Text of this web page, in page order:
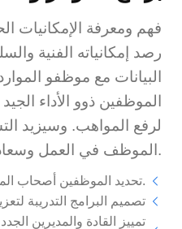
فهم ومعرفة الإمكانيات
رصد إمكانياته الفنية
البيانات مع موظفو
الموظفين ذوو الأداء
لرفع المواهب. وسيزيد
الموظف في العمل وسعادته.
تحديد الموظفين أصحاب المهارات ونسب الأداء الاستثنائية.
تصميم البرامج التدريبة
تمييز القادة والمديرين